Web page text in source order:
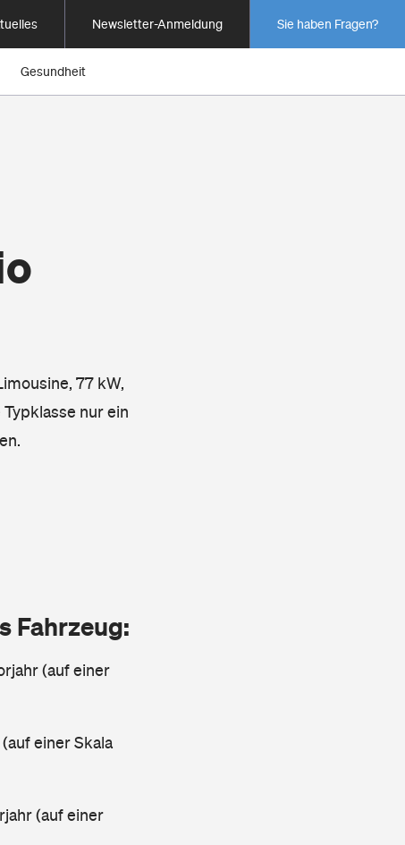
Newsletter-Anmeldung Sie haben Fragen?
Gesundheit
77 kW,
nur ein
Fahrzeug:
(auf einer
einer Skala
(auf einer